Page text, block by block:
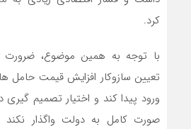
کرد.
با توجه به همین موضوع، ضرورت
تعیین سازوکار افزایش قیمت حامل
ورود پیدا کند و اختیار تصمیم گیری
صورت کامل به دولت واگذار نکند